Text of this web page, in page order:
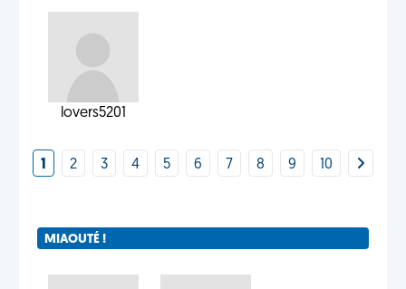
lovers5201
1 2 3 4 5 6 7 8 9 10
MIAOUTÉ !